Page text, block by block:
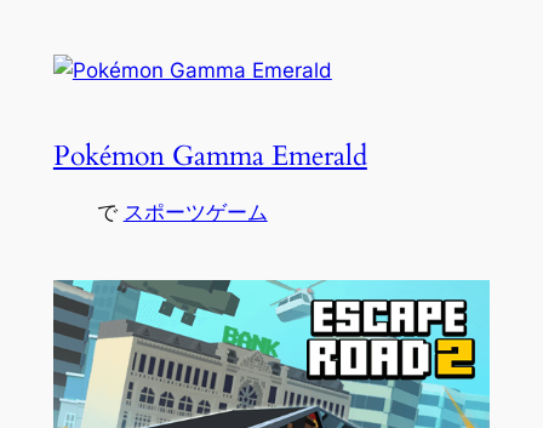
Pokémon Gamma Emerald
で スポーツゲーム